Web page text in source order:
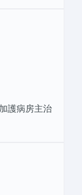
護病房主治